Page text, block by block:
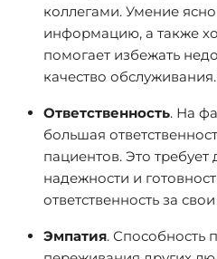
коллегами. Умение
информацию, а также
помогает избежать
качество обслуживания.
Ответственность. На
большая
пациентов. Это
надежности и
ответственность за
Эмпатия. Способность